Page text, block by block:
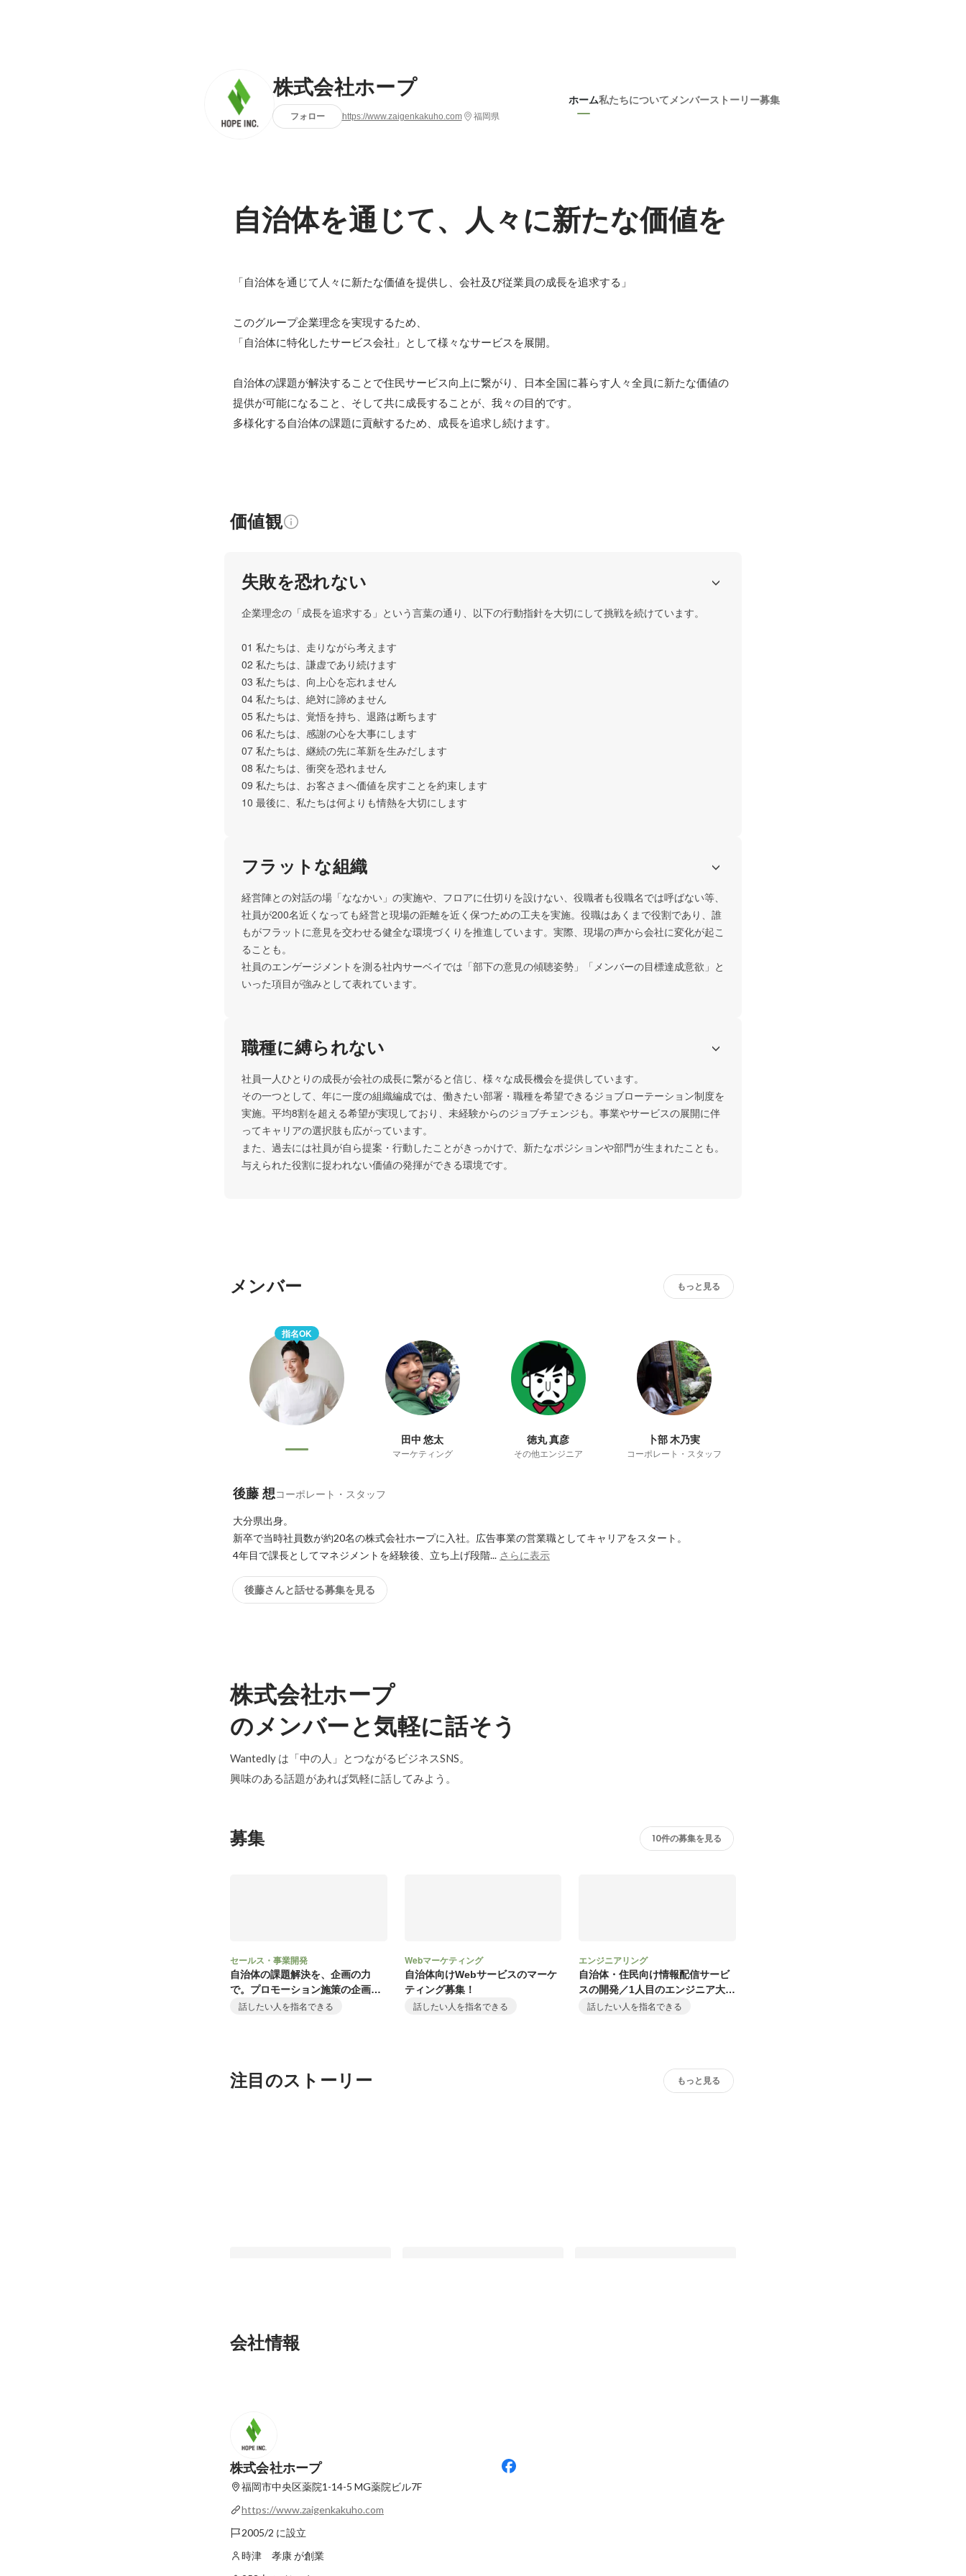
株式会社ホープ
フォロー https://www.zaigenkakuho.com 福岡県
ホーム私たちについて メンバーストーリー募集
自治体を通じて、人々に新たな価値を
「自治体を通じて人々に新たな価値を提供し、会社及び従業員の成長を追求する」
このグループ企業理念を実現するため、
「自治体に特化したサービス会社」として様々なサービスを展開。
自治体の課題が解決することで住民サービス向上に繋がり、日本全国に暮らす人々全員に新たな価値の
提供が可能になること、そして共に成長することが、我々の目的です。
多様化する自治体の課題に貢献するため、成長を追求し続けます。
価値観
失敗を恐れない
企業理念の「成長を追求する」という言葉の通り、以下の行動指針を大切にして挑戦を続けています。
01 私たちは、走りながら考えます
02 私たちは、謙虚であり続けます
03 私たちは、向上心を忘れません
04 私たちは、絶対に諦めません
05 私たちは、覚悟を持ち、退路は断ちます
06 私たちは、感謝の心を大事にします
07 私たちは、継続の先に革新を生みだします
08 私たちは、衝突を恐れません
09 私たちは、お客さまへ価値を戻すことを約束します
10 最後に、私たちは何よりも情熱を大切にします
フラットな組織
経営陣との対話の場「ななかい」の実施や、フロアに仕切りを設けない、役職者も役職名では呼ばない等、
社員が200名近くなっても経営と現場の距離を近く保つための工夫を実施。役職はあくまで役割であり、誰
もがフラットに意見を交わせる健全な環境づくりを推進しています。実際、現場の声から会社に変化が起こ
ることも。
社員のエンゲージメントを測る社内サーベイでは「部下の意見の傾聴姿勢」「メンバーの目標達成意欲」と
いった項目が強みとして表れています。
職種に縛られない
社員一人ひとりの成長が会社の成長に繋がると信じ、様々な成長機会を提供しています。
その一つとして、年に一度の組織編成では、働きたい部署・職種を希望できるジョブローテーション制度を
実施。平均8割を超える希望が実現しており、未経験からのジョブチェンジも。事業やサービスの展開に伴
ってキャリアの選択肢も広がっています。
また、過去には社員が自ら提案・行動したことがきっかけで、新たなポジションや部門が生まれたことも。
与えられた役割に捉われない価値の発揮ができる環境です。
メンバー もっと見る
指名OK
田中 悠太
マーケティング
徳丸 真彦
その他エンジニア
卜部 木乃実
コーポレート・スタッフ
後藤 想コーポレート・スタッフ
大分県出身。
新卒で当時社員数が約20名の株式会社ホープに入社。広告事業の営業職としてキャリアをスタート。
4年目で課長としてマネジメントを経験後、立ち上げ段階... さらに表示
後藤さんと話せる募集を見る
株式会社ホープ
のメンバーと気軽に話そう
Wantedly は「中の人」とつながるビジネスSNS。
興味のある話題があれば気軽に話してみよう。
募集 10件の募集を見る
セールス・事業開発
自治体の課題解決を、企画の力
で。プロモーション施策の企画・
進行管理
話したい人を指名できる
Webマーケティング
自治体向けWebサービスのマーケ
ティング募集！
話したい人を指名できる
エンジニアリング
自治体・住民向け情報配信サービ
スの開発／1人目のエンジニア大募
集！
話したい人を指名できる
注目のストーリー もっと見る
自治体職員、民間企業で空き家問題
の解決に挑戦。―アキソル運営室
会社情報
株式会社ホープ
福岡市中央区薬院1-14-5 MG薬院ビル7F
https://www.zaigenkakuho.com
2005/2 に設立
時津 孝康 が創業